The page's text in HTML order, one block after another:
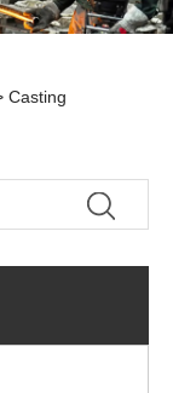
Casting